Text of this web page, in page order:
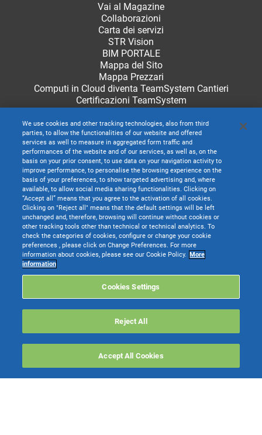
Vai al Magazine
Collaborazioni
Carta dei servizi
STR Vision
BIM PORTALE
Mappa del Sito
Mappa Prezzari
Computi in Cloud diventa TeamSystem Cantieri
Certificazioni TeamSystem
TeamSystem S.p.A. società con socio unico soggetta all’attività di direzione e
coordinamento di TeamSystem Holdco S.p.A. - Cap. Soc. € 24.000.000 I.v. -
C.C.I.A.A. delle Marche - P.I. 01035310414
Websolute
We use cookies and other tracking technologies, also from third
parties, to allow the functionalities of our website and offered
services as well to measure in aggregated form traffic and
performances of the website and of our services, as well as, on the
basis on your prior consent, to use data on your navigation activity to
improve performance, to personalise the browsing experience on the
basis of your preferences, to show targeted advertising and, where
available, to allow social media sharing functionalities. Clicking on
“Accept all” means that you agree to the activation of all cookies.
Clicking on "Reject all" means that the default settings will be left
unchanged and, therefore, browsing will continue without cookies or
other tracking tools other than technical or technical analytics. To
check the categories of cookies, configure or change your cookie
preferences , please click on Change Preferences. For more
information about cookies, please see our Cookie Policy. More
information
Cookies Settings
Reject All
Accept All Cookies